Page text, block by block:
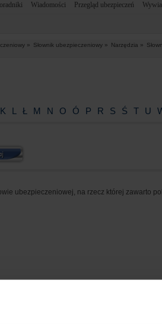
Wiadomości Przegląd ubezpieczeń
» Słownik ubezpieczeniowy » Narzędzia »
K L Ł M N O Ó P R S Ś T U
ubezpieczeniowej, na rzecz której zawarto